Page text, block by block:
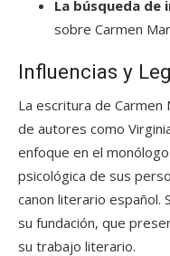
La búsqueda
sobre Carmen
Influencias y
La escritura de
de autores como
enfoque en el
psicológica de sus
canon literario español.
su fundación, que
su trabajo literario.